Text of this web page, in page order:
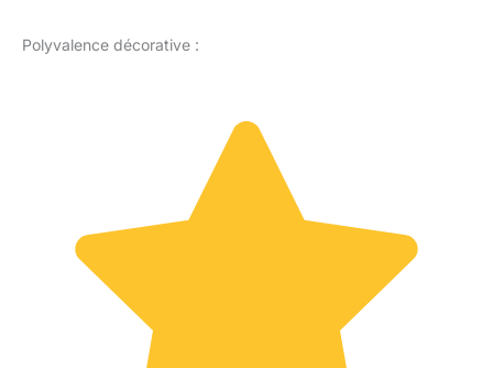
Polyvalence décorative :